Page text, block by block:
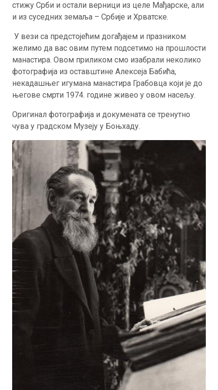
стижу Срби и остали верници из целе Мађарске, али
и из суседних земаља – Србије и Хрватске.
У вези са предстојећим догађајем и празником
желимо да вас овим путем подсетимо на прошлости
манастира. Овом приликом смо изабрали неколико
фотографија из оставштине Алексеја Бабића,
некадашњег игумана манастира Грабовца који је до
његове смрти 1974. године живео у овом насељу.
Оригинал фотографија и докумената се тренутно
чува у градском Музеју у Боњхаду.